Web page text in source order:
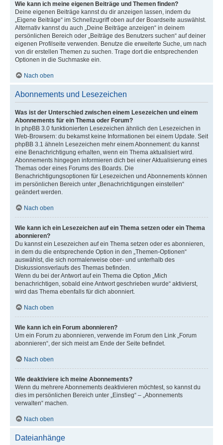
Wie kann ich meine eigenen Beiträge und Themen finden?
Deine eigenen Beiträge kannst du dir anzeigen lassen, indem du
„Eigene Beiträge“ im Schnellzugriff oben auf der Boardseite auswählst.
Alternativ kannst du auch „Deine Beiträge anzeigen“ in deinem
persönlichen Bereich oder „Beiträge des Benutzers suchen“ auf deiner
eigenen Profilseite verwenden. Benutze die erweiterte Suche, um nach
von dir erstellen Themen zu suchen. Trage dort die entsprechenden
Optionen in die Suchmaske ein.
Nach oben
Abonnements und Lesezeichen
Was ist der Unterschied zwischen einem Lesezeichen und einem
Abonnements für ein Thema oder Forum?
In phpBB 3.0 funktionierten Lesezeichen ähnlich den Lesezeichen in
Web-Browsern: du bekamst keine Informationen bei einem Update. Seit
phpBB 3.1 ähneln Lesezeichen mehr einem Abonnement: du kannst
eine Benachrichtigung erhalten, wenn ein Thema aktualisiert wird.
Abonnements hingegen informieren dich bei einer Aktualisierung eines
Themas oder eines Forums des Boards. Die
Benachrichtigungsoptionen für Lesezeichen und Abonnements können
im persönlichen Bereich unter „Benachrichtigungen einstellen“
geändert werden.
Nach oben
Wie kann ich ein Lesezeichen auf ein Thema setzen oder ein Thema
abonnieren?
Du kannst ein Lesezeichen auf ein Thema setzen oder es abonnieren,
in dem du die entsprechende Option in den „Themen-Optionen“
auswählst, die sich normalerweise ober- und unterhalb des
Diskussionsverlaufs des Themas befinden.
Wenn du bei der Antwort auf ein Thema die Option „Mich
benachrichtigen, sobald eine Antwort geschrieben wurde“ aktivierst,
wird das Thema ebenfalls für dich abonniert.
Nach oben
Wie kann ich ein Forum abonnieren?
Um ein Forum zu abonnieren, verwende im Forum den Link „Forum
abonnieren“, der sich meist am Ende der Seite befindet.
Nach oben
Wie deaktiviere ich meine Abonnements?
Wenn du mehrere Abonnements deaktivieren möchtest, so kannst du
dies im persönlichen Bereich unter „Einstieg“ – „Abonnements
verwalten“ machen.
Nach oben
Dateianhänge